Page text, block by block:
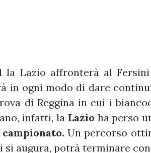
la Lazio affronterà al
in ogni modo di dare
di Reggina in cui i
infatti, la Lazio ha perso
Un percorso
si augura, potrà terminare